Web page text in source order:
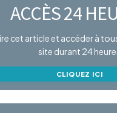
ACCÈS 24
cet article et accéder à
site durant 24
CLIQUEZ ICI